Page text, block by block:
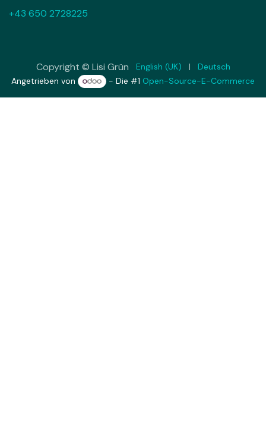
+43 650 2728225
Copyright © Lisi Grün English (UK) |
Deutsch
Angetrieben von
- Die #1 Open-Source-E-Commerce